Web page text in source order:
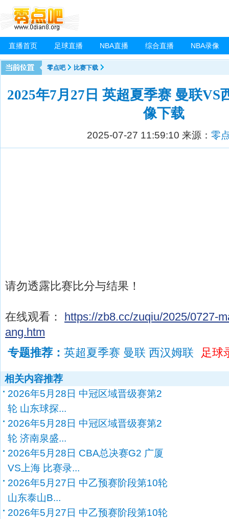
直播首页 足球直播 NBA直播 综合直播 NBA录像
零点吧 比赛下载
2025年7月27日 英超夏季赛 曼联VS
像下载
2025-07-27 11:59:10 来源： 零
请勿透露比赛比分与结果！
在线观看： https://zb8.cc/zuqiu/2025/0727-
ang.htm
专题推荐： 英超夏季赛 曼联 西汉姆联 足球
相关内容推荐
2026年5月28日 中冠区域晋级赛第2
轮 山东球探...
2026年5月28日 中冠区域晋级赛第2
轮 济南泉盛...
2026年5月28日 CBA总决赛G2 广厦
VS上海 比赛录...
2026年5月27日 中乙预赛阶段第10轮
山东泰山B...
2026年5月27日 中乙预赛阶段第10轮